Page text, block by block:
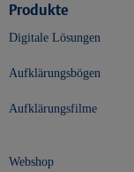
Produkte
Digitale Lösungen
Aufklärungsbögen
Aufklärungsfilme
Webshop